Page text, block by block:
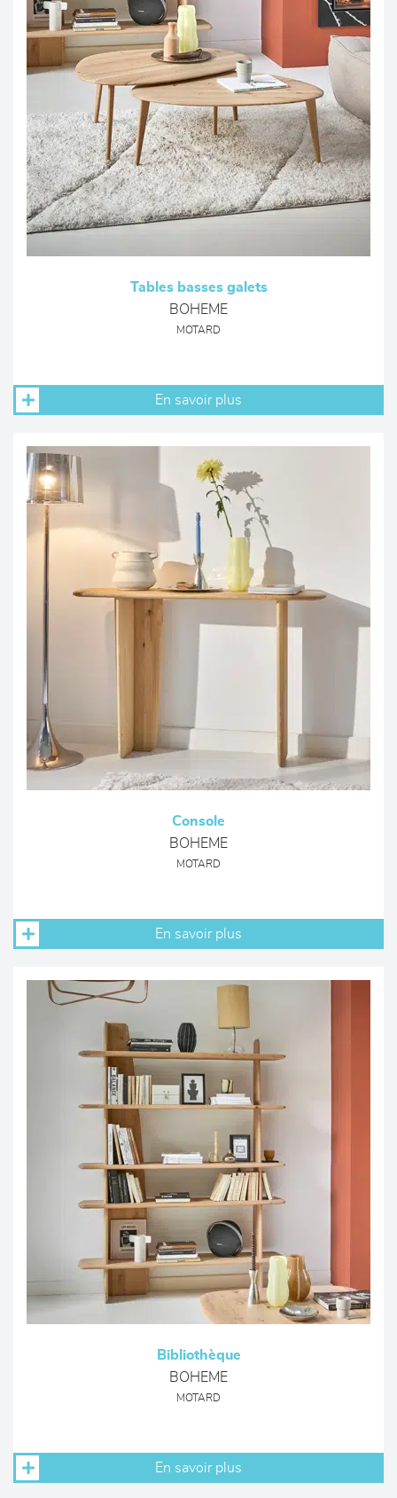
Tables basses galets
BOHEME
MOTARD
En savoir plus
Console
BOHEME
MOTARD
En savoir plus
Bibliothèque
BOHEME
MOTARD
En savoir plus